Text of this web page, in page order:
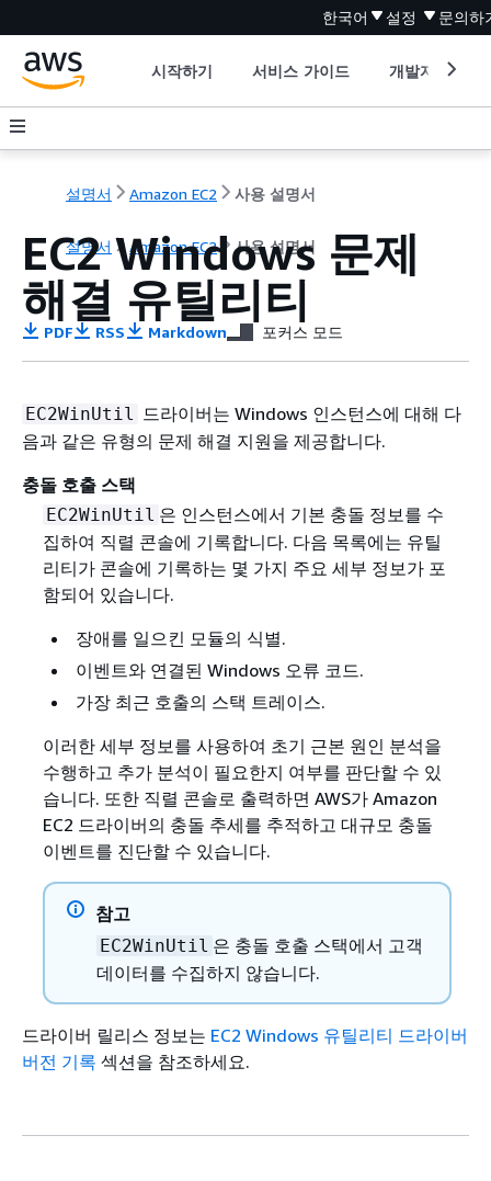
한국어 설정 문의하
시작하기 서비스 가이드 개발자 도구
설명서 Amazon EC2 사용 설명서
설명서 Amazon EC2 사용 설명서
EC2 Windows 문제
해결 유틸리티
PDF RSS Markdown 포커스 모드
EC2WinUtil 드라이버는 Windows 인스턴스에 대해 다
음과 같은 유형의 문제 해결 지원을 제공합니다.
충돌 호출 스택
EC2WinUtil 은 인스턴스에서 기본 충돌 정보를 수
집하여 직렬 콘솔에 기록합니다. 다음 목록에는 유틸
리티가 콘솔에 기록하는 몇 가지 주요 세부 정보가 포
함되어 있습니다.
장애를 일으킨 모듈의 식별.
이벤트와 연결된 Windows 오류 코드.
가장 최근 호출의 스택 트레이스.
이러한 세부 정보를 사용하여 초기 근본 원인 분석을
수행하고 추가 분석이 필요한지 여부를 판단할 수 있
습니다. 또한 직렬 콘솔로 출력하면 AWS가 Amazon
EC2 드라이버의 충돌 추세를 추적하고 대규모 충돌
이벤트를 진단할 수 있습니다.
참고
EC2WinUtil 은 충돌 호출 스택에서 고객
데이터를 수집하지 않습니다.
드라이버 릴리스 정보는 EC2 Windows 유틸리티 드라이버
버전 기록 섹션을 참조하세요.